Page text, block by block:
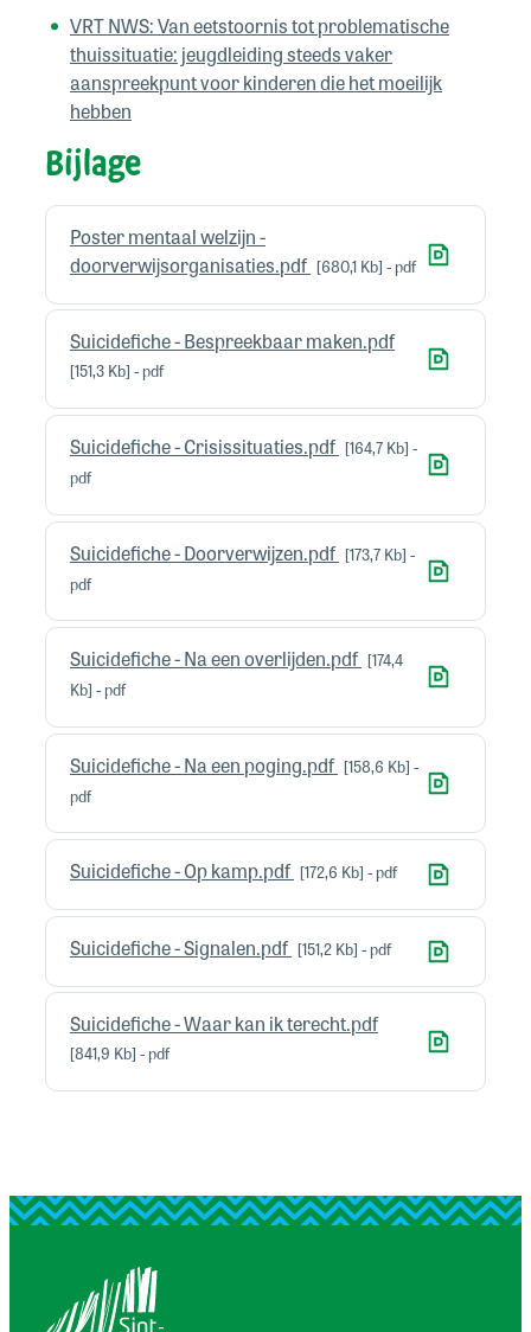
VRT NWS: Van eetstoornis tot problematische
thuissituatie: jeugdleiding steeds vaker
aanspreekpunt voor kinderen die het moeilijk
hebben
Bijlage
Poster mentaal welzijn -
doorverwijsorganisaties.pdf
680,1 Kb pdf
Suicidefiche - Bespreekbaar maken.pdf
151,3 Kb pdf
Suicidefiche - Crisissituaties.pdf
164,7 Kb
pdf
Suicidefiche - Doorverwijzen.pdf
173,7 Kb
pdf
Suicidefiche - Na een overlijden.pdf
174,4
Kb
pdf
Suicidefiche - Na een poging.pdf
158,6 Kb
pdf
Suicidefiche - Op kamp.pdf 172,6 Kb pdf
Suicidefiche - Signalen.pdf 151,2 Kb pdf
Suicidefiche - Waar kan ik terecht.pdf
841,9 Kb pdf